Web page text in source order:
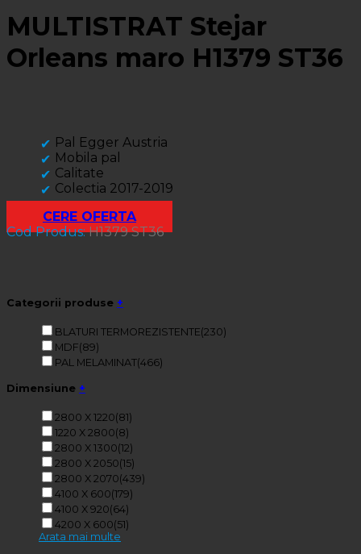
MULTISTRAT Stejar
Orleans maro H1379 ST36
Pal Egger Austria
Mobila pal
Calitate
Colectia 2017-2019
CERE OFERTA
Cod Produs:H1379 ST36
Categorii produse +
BLATURI TERMOREZISTENTE(230)
MDF(89)
PAL MELAMINAT(466)
Dimensiune +
2800 X 1220(81)
1220 X 2800(8)
2800 X 1300(12)
2800 X 2050(15)
2800 X 2070(439)
4100 X 600(179)
4100 X 920(64)
4200 X 600(51)
Arata mai multe